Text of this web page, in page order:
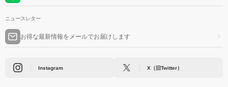
ニュースレター
お得な最新情報をメールでお届けします
Instagram X（旧Twitter）